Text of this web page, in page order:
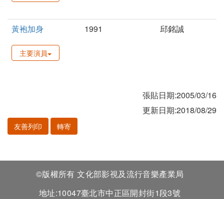
黃袍加身 1991 邱銘誠
主要演員
張貼日期:2005/03/16
更新日期:2018/08/29
友善列印 轉寄
©版權所有 文化部影視及流行音樂產業局
地址:10047臺北市中正區開封街1段3號